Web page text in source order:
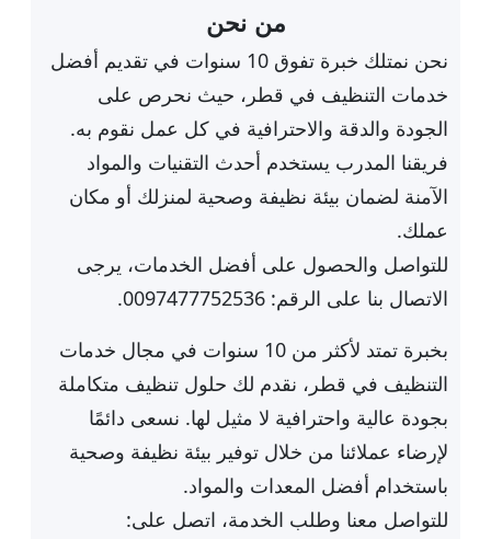
من نحن
نحن نمتلك خبرة تفوق 10 سنوات في تقديم أفضل
خدمات التنظيف في قطر، حيث نحرص على
الجودة والدقة والاحترافية في كل عمل نقوم به.
فريقنا المدرب يستخدم أحدث التقنيات والمواد
الآمنة لضمان بيئة نظيفة وصحية لمنزلك أو مكان
عملك.
للتواصل والحصول على أفضل الخدمات، يرجى
الاتصال بنا على الرقم: 0097477752536.
بخبرة تمتد لأكثر من 10 سنوات في مجال خدمات
التنظيف في قطر، نقدم لك حلول تنظيف متكاملة
بجودة عالية واحترافية لا مثيل لها. نسعى دائمًا
لإرضاء عملائنا من خلال توفير بيئة نظيفة وصحية
باستخدام أفضل المعدات والمواد.
للتواصل معنا وطلب الخدمة، اتصل على: